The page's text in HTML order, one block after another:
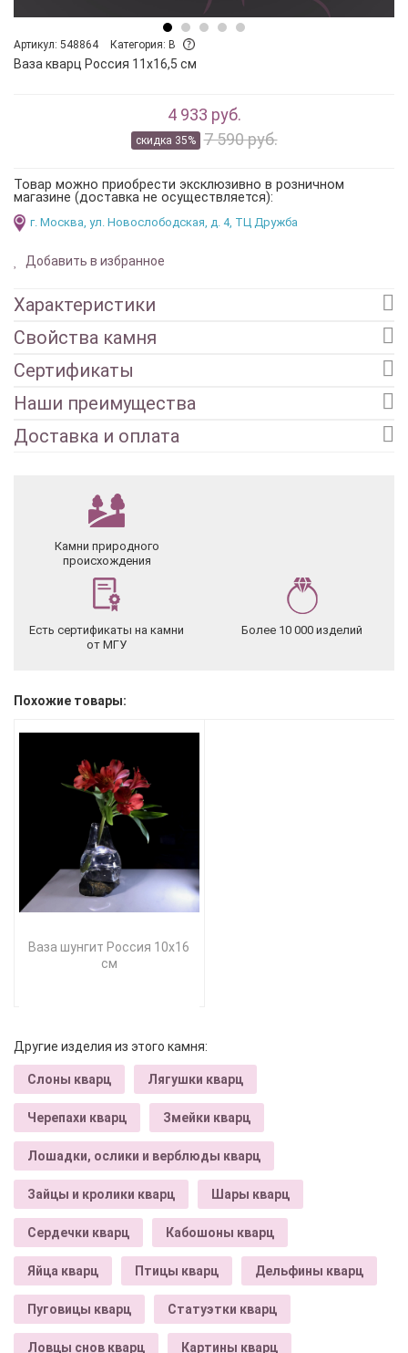
Артикул: 548864 Категория: B
Ваза кварц Россия 11х16,5 см
4 933 руб.
скидка 35% 7 590 руб.
Товар можно приобрести эксклюзивно в розничном
магазине (доставка не осуществляется):
г. Москва, ул. Новослободская, д. 4, ТЦ Дружба
Добавить в избранное
Характеристики
Свойства камня
Сертификаты
Наши преимущества
Доставка и оплата
Камни природного
происхождения
Есть сертификаты на камни
от МГУ
Более 10 000 изделий
Похожие товары:
Ваза шунгит Россия 10х16
см
Другие изделия из этого камня:
Слоны кварц Лягушки кварц
Черепахи кварц Змейки кварц
Лошадки, ослики и верблюды кварц
Зайцы и кролики кварц Шары кварц
Сердечки кварц Кабошоны кварц
Яйца кварц Птицы кварц Дельфины кварц
Пуговицы кварц Статуэтки кварц
Ловцы снов кварц Картины кварц